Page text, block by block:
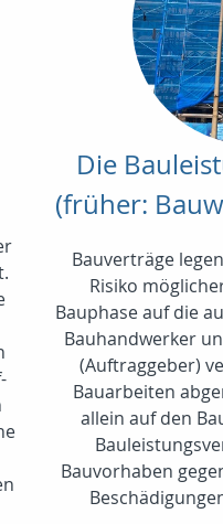
Die
(früher:
Bauverträge
Risiko
Bauphase auf die
Bauhandwerker
(Auftraggeber)
Bauarbeiten
allein auf den
Bauvorhaben